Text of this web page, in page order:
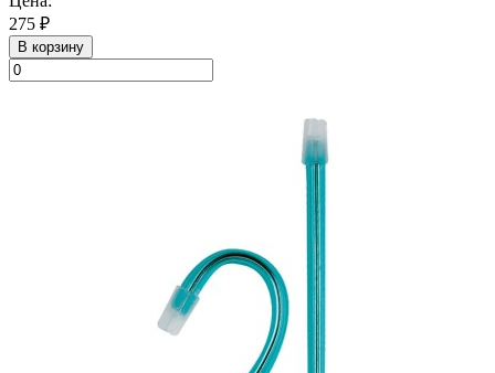
275 ₽
В корзину